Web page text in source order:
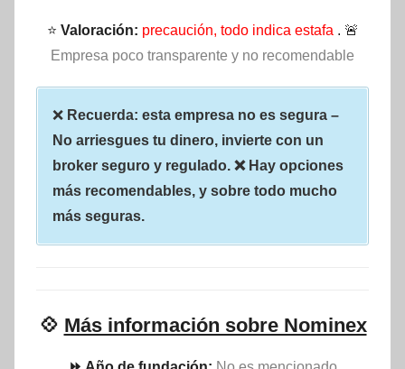
⭐ Valoración: precaución, todo indica estafa . 🚨
Empresa poco transparente y no recomendable
❌ Recuerda: esta empresa no es segura –
No arriesgues tu dinero, invierte con un
broker seguro y regulado. ❌ Hay opciones
más recomendables, y sobre todo mucho
más seguras.
💠 Más información sobre Nominex